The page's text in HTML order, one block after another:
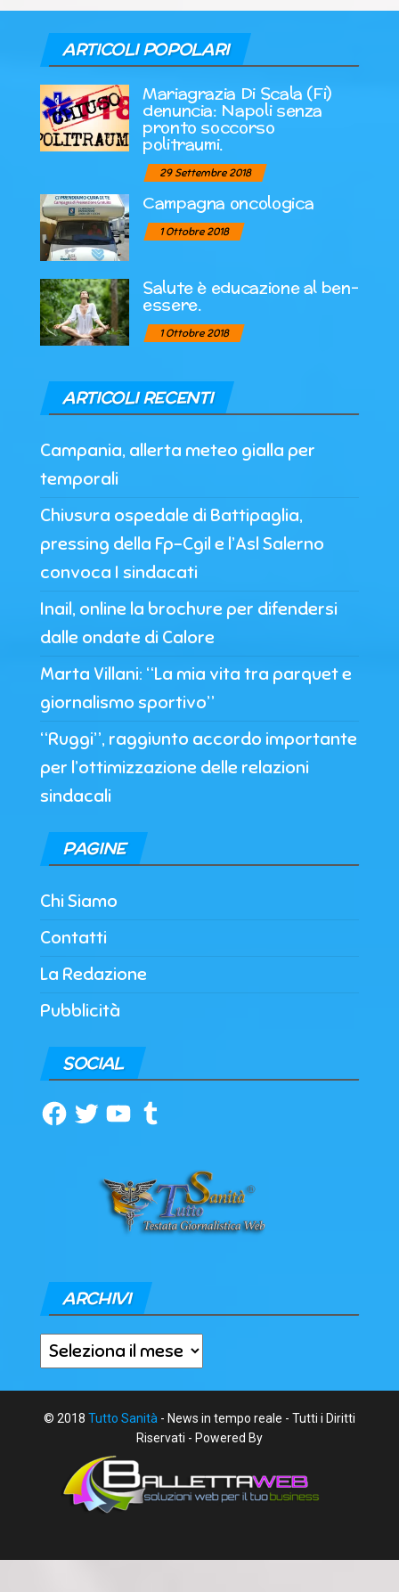
ARTICOLI POPOLARI
Mariagrazia Di Scala (Fi)
denuncia: Napoli senza
pronto soccorso
politraumi.
29 Settembre 2018
Campagna oncologica
1 Ottobre 2018
Salute è educazione al ben-
essere.
1 Ottobre 2018
ARTICOLI RECENTI
Campania, allerta meteo gialla per
temporali
Chiusura ospedale di Battipaglia,
pressing della Fp-Cgil e l’Asl Salerno
convoca I sindacati
Inail, online la brochure per difendersi
dalle ondate di Calore
Marta Villani: “La mia vita tra parquet e
giornalismo sportivo”
“Ruggi”, raggiunto accordo importante
per l’ottimizzazione delle relazioni
sindacali
PAGINE
Chi Siamo
Contatti
La Redazione
Pubblicità
SOCIAL
Facebook
TwitterYouTubeTumblr
ARCHIVI
Archivi
© 2018 Tutto Sanità - News in tempo reale - Tutti i Diritti
Riservati - Powered By